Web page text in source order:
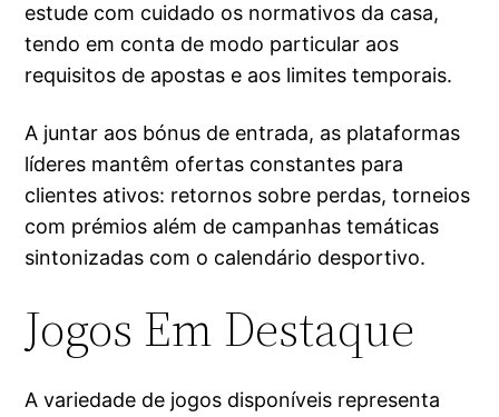
estude com cuidado os normativos da casa,
tendo em conta de modo particular aos
requisitos de apostas e aos limites temporais.
A juntar aos bónus de entrada, as plataformas
líderes mantêm ofertas constantes para
clientes ativos: retornos sobre perdas, torneios
com prémios além de campanhas temáticas
sintonizadas com o calendário desportivo.
Jogos Em Destaque
A variedade de jogos disponíveis representa